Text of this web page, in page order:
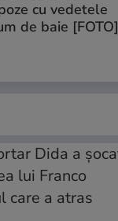
cu vedetele
de baie [FOTO]